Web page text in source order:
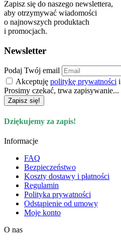
Zapisz się do naszego newslettera,
aby otrzymywać wiadomości
o najnowszych produktach
i promocjach.
Newsletter
Podaj Twój email
Akceptuję politykę prywatności i
Prosimy czekać, trwa zapisywanie...
Zapisz się!
Dziękujemy za zapis!
Informacje
FAQ
Bezpieczeństwo
Koszty dostawy i płatności
Regulamin
Polityka prywatności
Odstąpienie od umowy
Moje konto
O nas